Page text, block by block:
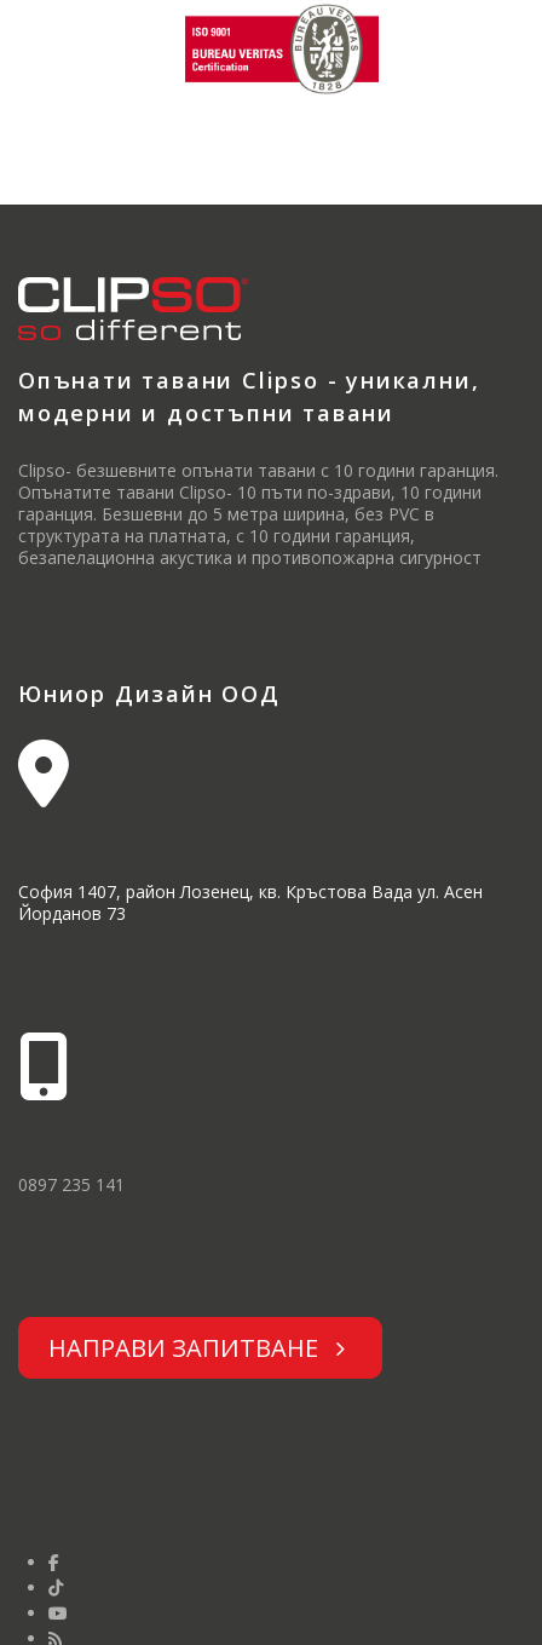
Опънати тавани Clipso - уникални,
модерни и достъпни тавани
Clipso- безшевните опънати тавани с 10 години гаранция.
Опънатите тавани Clipso- 10 пъти по-здрави, 10 години
гаранция. Безшевни до 5 метра ширина, без PVC в
структурата на платната, с 10 години гаранция,
безапелационна акустика и противопожарна сигурност
Юниор Дизайн ООД
София 1407, район Лозенец, кв. Кръстова Вада ул. Асен
Йорданов 73
0897 235 141
НАПРАВИ ЗАПИТВАНЕ